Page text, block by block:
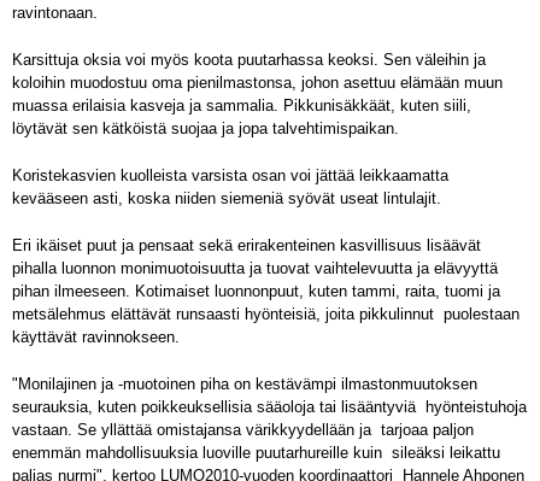
ravintonaan.
Karsittuja oksia voi myös koota puutarhassa keoksi. Sen väleihin ja
koloihin muodostuu oma pienilmastonsa, johon asettuu elämään muun
muassa erilaisia kasveja ja sammalia. Pikkunisäkkäät, kuten siili,
löytävät sen kätköistä suojaa ja jopa talvehtimispaikan.
Koristekasvien kuolleista varsista osan voi jättää leikkaamatta
kevääseen asti, koska niiden siemeniä syövät useat lintulajit.
Eri ikäiset puut ja pensaat sekä erirakenteinen kasvillisuus lisäävät
pihalla luonnon monimuotoisuutta ja tuovat vaihtelevuutta ja elävyyttä
pihan ilmeeseen. Kotimaiset luonnonpuut, kuten tammi, raita, tuomi ja
metsälehmus elättävät runsaasti hyönteisiä, joita pikkulinnut puolestaan
käyttävät ravinnokseen.
"Monilajinen ja -muotoinen piha on kestävämpi ilmastonmuutoksen
seurauksia, kuten poikkeuksellisia sääoloja tai lisääntyviä hyönteistuhoja
vastaan. Se yllättää omistajansa värikkyydellään ja tarjoaa paljon
enemmän mahdollisuuksia luoville puutarhureille kuin sileäksi leikattu
paljas nurmi", kertoo LUMO2010-vuoden koordinaattori Hannele Ahponen